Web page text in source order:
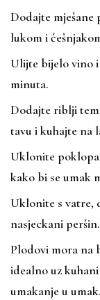
Dodajte
lukom i
Ulijte bijelo vino
minuta.
Dodajte riblji
tavu i kuhajte na
Uklonite
kako bi se umak
Uklonite s vatre,
nasjeckani
Plodovi mora na
idealno uz
umakanje u umak.